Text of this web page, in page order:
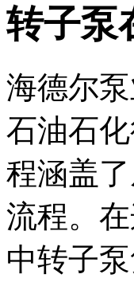
转子泵
海德尔
石油石
程涵盖
流程。
中转子